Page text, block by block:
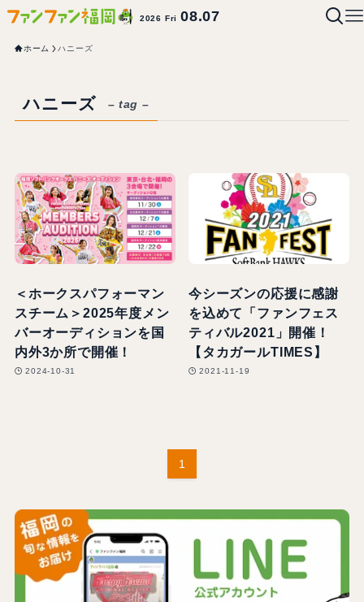
2026 Fri08.07
ホーム ハニーズ
ハニーズ – tag –
＜ホークスパフォーマン
スチーム＞2025年度メン
バーオーディションを国
内外3か所で開催！
2024-10-31
今シーズンの応援に感謝
を込めて「ファンフェス
ティバル2021」開催！
【タカガールTIMES】
2021-11-19
1